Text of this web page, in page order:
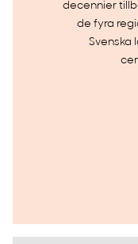
decennier
de fyra
Svenska